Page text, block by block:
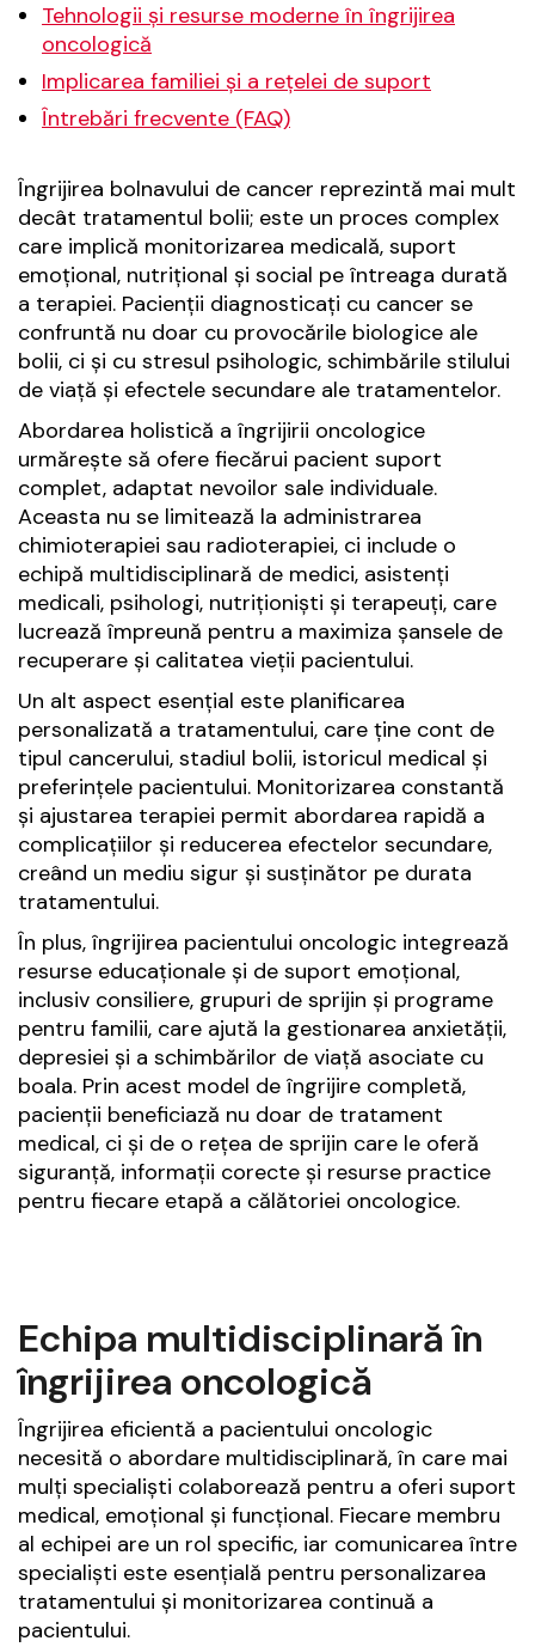
Tehnologii și resurse moderne în îngrijirea
oncologică
Implicarea familiei și a rețelei de suport
Întrebări frecvente (FAQ)
Îngrijirea bolnavului de cancer reprezintă mai mult
decât tratamentul bolii; este un proces complex
care implică monitorizarea medicală, suport
emoțional, nutrițional și social pe întreaga durată
a terapiei. Pacienții diagnosticați cu cancer se
confruntă nu doar cu provocările biologice ale
bolii, ci și cu stresul psihologic, schimbările stilului
de viață și efectele secundare ale tratamentelor.
Abordarea holistică a îngrijirii oncologice
urmărește să ofere fiecărui pacient suport
complet, adaptat nevoilor sale individuale.
Aceasta nu se limitează la administrarea
chimioterapiei sau radioterapiei, ci include o
echipă multidisciplinară de medici, asistenți
medicali, psihologi, nutriționiști și terapeuți, care
lucrează împreună pentru a maximiza șansele de
recuperare și calitatea vieții pacientului.
Un alt aspect esențial este planificarea
personalizată a tratamentului, care ține cont de
tipul cancerului, stadiul bolii, istoricul medical și
preferințele pacientului. Monitorizarea constantă
și ajustarea terapiei permit abordarea rapidă a
complicațiilor și reducerea efectelor secundare,
creând un mediu sigur și susținător pe durata
tratamentului.
În plus, îngrijirea pacientului oncologic integrează
resurse educaționale și de suport emoțional,
inclusiv consiliere, grupuri de sprijin și programe
pentru familii, care ajută la gestionarea anxietății,
depresiei și a schimbărilor de viață asociate cu
boala. Prin acest model de îngrijire completă,
pacienții beneficiază nu doar de tratament
medical, ci și de o rețea de sprijin care le oferă
siguranță, informații corecte și resurse practice
pentru fiecare etapă a călătoriei oncologice.
Echipa multidisciplinară în
îngrijirea oncologică
Îngrijirea eficientă a pacientului oncologic
necesită o abordare multidisciplinară, în care mai
mulți specialiști colaborează pentru a oferi suport
medical, emoțional și funcțional. Fiecare membru
al echipei are un rol specific, iar comunicarea între
specialiști este esențială pentru personalizarea
tratamentului și monitorizarea continuă a
pacientului.